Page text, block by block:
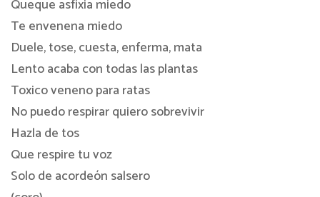
Queque asfixia miedo
Te envenena miedo
Duele, tose, cuesta, enferma, mata
Lento acaba con todas las plantas
Toxico veneno para ratas
No puedo respirar quiero sobrevivir
Hazla de tos
Que respire tu voz
Solo de acordeón salsero